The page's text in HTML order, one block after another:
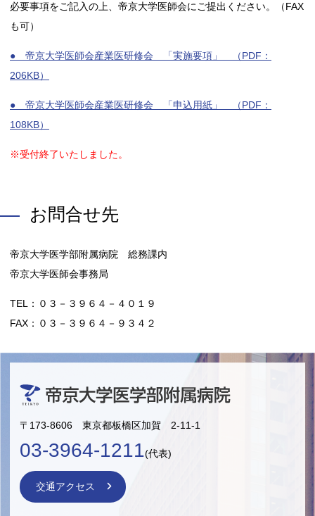
必要事項をご記入の上、帝京大学医師会にご提出ください。（FAX
も可）
● 帝京大学医師会産業医研修会 「実施要項」 （PDF：
206KB）
● 帝京大学医師会産業医研修会 「申込用紙」 （PDF：
108KB）
※受付終了いたしました。
お問合せ先
帝京大学医学部附属病院 総務課内
帝京大学医師会事務局
TEL：０３－３９６４－４０１９
FAX：０３－３９６４－９３４２
〒173-8606 東京都板橋区加賀 2-11-1
03-3964-1211(代表)
交通アクセス